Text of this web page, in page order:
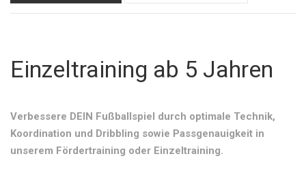
Einzeltraining ab 5 Jahren
Verbessere DEIN Fußballspiel durch optimale Technik,
Koordination und Dribbling sowie Passgenauigkeit in
unserem Fördertraining oder Einzeltraining.